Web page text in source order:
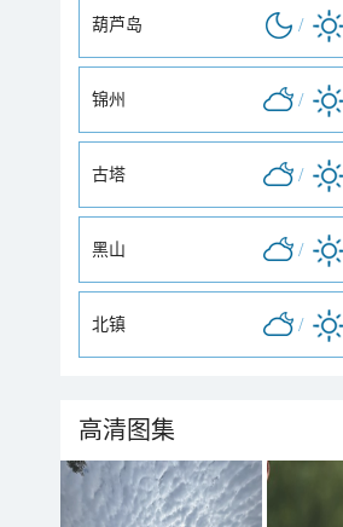
葫芦岛 /
锦州 /
古塔 /
黑山 /
北镇 /
高清图集